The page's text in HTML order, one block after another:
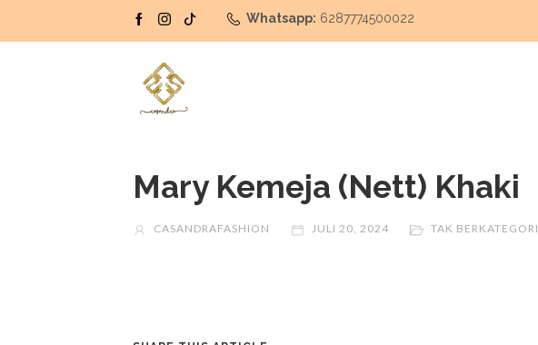
Whatsapp: 6287774500022
Mary Kemeja (Nett) Khaki
CASANDRAFASHION JULI 20, 2024 TAK BERKATEGORI